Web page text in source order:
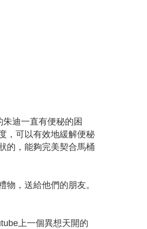
迪一直有便秘的困
，可以有效地緩解便秘
的，能夠完美契合馬桶
，送給他們的朋友。
上一個異想天開的